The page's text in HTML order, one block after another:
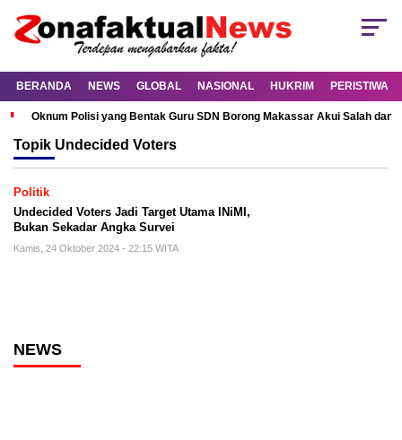
BERANDA NEWS GLOBAL NASIONAL HUKRIM PERISTIWA
Oknum Polisi yang Bentak Guru SDN Borong Makassar Akui Salah dan
Topik Undecided Voters
Politik
Undecided Voters Jadi Target Utama INiMI,
Bukan Sekadar Angka Survei
Kamis, 24 Oktober 2024 - 22:15 WITA
NEWS